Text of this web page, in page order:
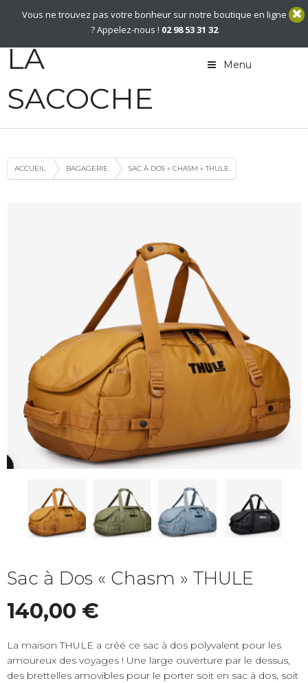
02 98 53 31 32
Contact
LA
SACOCHE
Menu
ACCUEIL BAGAGERIE SAC À DOS « CHASM » THULE
Sac à Dos « Chasm » THULE
140,00 €
La maison THULE a créé ce sac à dos polyvalent pour les
amoureux des voyages ! Une large ouverture par le dessus,
des brettelles amovibles pour le porter soit en sac à dos, soit
Vous ne trouvez pas votre bonheur sur notre boutique en ligne
? Appelez-nous ! 02 98 53 31 32